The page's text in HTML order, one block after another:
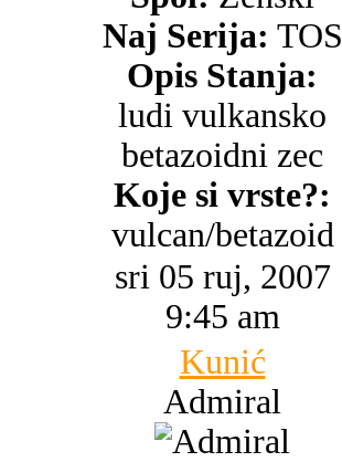
Naj Serija: TOS
Opis Stanja:
ludi vulkansko
betazoidni zec
Koje si vrste?:
vulcan/betazoid
sri 05 ruj, 2007
9:45 am
Kunić
Admiral